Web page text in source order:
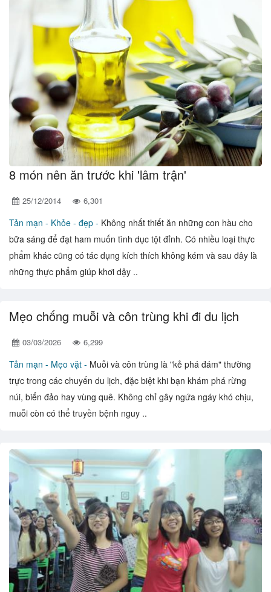
8 món nên ăn trước khi 'lâm trận'
25/12/2014 6,301
Tản mạn - Khỏe - đẹp - Không nhất thiết ăn những con hàu cho
bữa sáng để đạt ham muốn tình dục tột đỉnh. Có nhiều loại thực
phẩm khác cũng có tác dụng kích thích không kém và sau đây là
những thực phẩm giúp khơi dậy ..
Mẹo chống muỗi và côn trùng khi đi du lịch
03/03/2026 6,299
Tản mạn - Mẹo vặt - Muỗi và côn trùng là "kẻ phá đám" thường
trực trong các chuyến du lịch, đặc biệt khi bạn khám phá rừng
núi, biển đảo hay vùng quê. Không chỉ gây ngứa ngáy khó chịu,
muỗi còn có thể truyền bệnh nguy ..